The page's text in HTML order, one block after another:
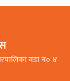
वडा न० ४